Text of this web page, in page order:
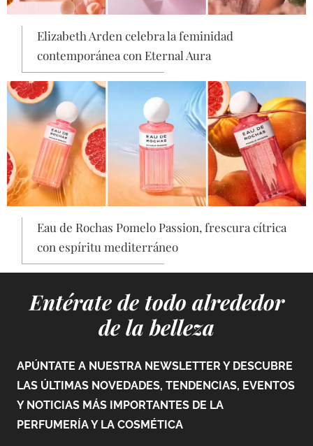
Elizabeth Arden celebra la feminidad
contemporánea con Eternal Aura
Eau de Rochas Pomelo Passion, frescura cítrica
con espíritu mediterráneo
Entérate de todo alrededor
de la belleza
APÚNTATE A NUESTRA NEWSLETTER Y DESCUBRE
LAS ÚLTIMAS NOVEDADES, TENDENCIAS, EVENTOS
Y NOTICIAS MÁS IMPORTANTES DE LA
PERFUMERÍA Y LA COSMÉTICA